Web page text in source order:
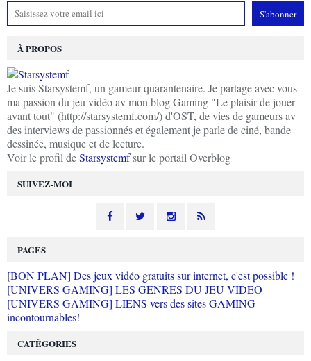
SUIVEZ-MOI
À PROPOS
Je suis Starsystemf, un gameur quarantenaire. Je partage avec vous
ma passion du jeu vidéo av mon blog Gaming "Le plaisir de jouer
avant tout" (http://starsystemf.com/) d'OST, de vies de gameurs av
des interviews de passionnés et également je parle de ciné, bande
dessinée, musique et de lecture.
Voir le profil deStarsystemfsur le portail Overblog
PAGES
[BON PLAN] Des jeux vidéo gratuits sur internet, c'est possible !
[UNIVERS GAMING] LES GENRES DU JEU VIDEO
[UNIVERS GAMING] LIENS vers des sites GAMING
incontournables!
CATÉGORIES